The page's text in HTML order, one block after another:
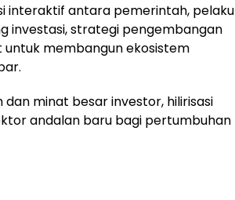
interaktif antara pemerintah, pelaku
investasi, strategi pengembangan
membangun ekosistem
minat besar investor, hilirisasi
andalan baru bagi pertumbuhan